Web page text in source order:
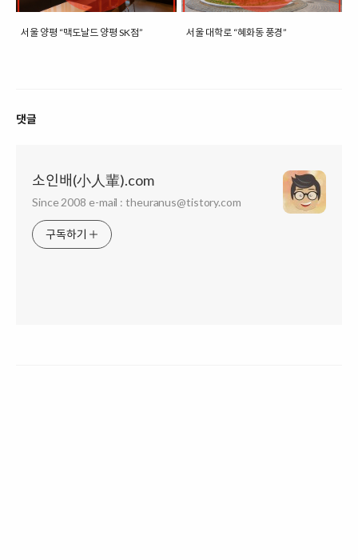
서울 양평 “맥도날드 양평 SK점” 서울 대학로 “혜화동 풍경”
댓글
소인배(小人輩).com
Since 2008 e-mail : theuranus@tistory.com
구독하기